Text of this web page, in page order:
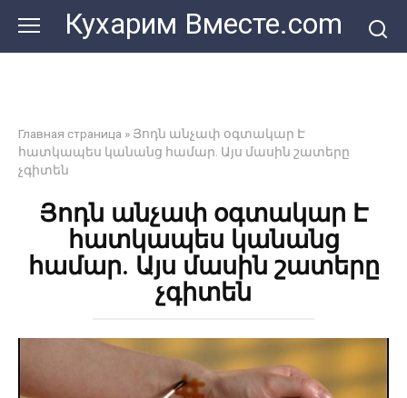
контенту
Кухарим Вместе.com
Главная страница » Յոդն անչափ օգտակար Է
հատկապես կանանց համար. Այս մասին շատերը
չգիտեն
Յոդն անչափ օգտակար Է
հատկապես կանանց
համար. Այս մասին շատերը
չգիտեն